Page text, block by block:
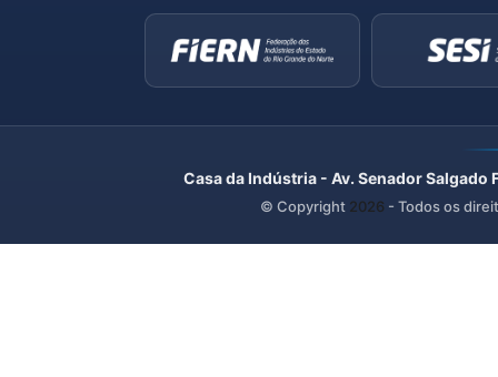
Casa da Indústria - Av. Senador
© Copyright 2026 - Todos os